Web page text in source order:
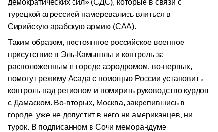
демократических сил» (СДС), которые в связи с
турецкой агрессией намеревались влиться в
Сирийскую арабскую армию (САА).
Таким образом, постоянное российское военное
присутствие в Эль‑Камышлы и контроль за
расположенным в городе аэродромом, во‑первых,
помогут режиму Асада с помощью России установить
контроль над регионом и помирить руководство курдов
с Дамаском. Во‑вторых, Москва, закрепившись в
городе, уже не допустит в него ни американцев, ни
турок. В подписанном в Сочи меморандуме